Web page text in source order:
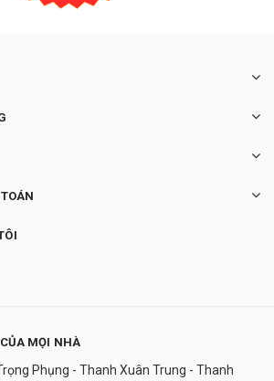
MỌI NHÀ
Phụng - Thanh Xuân Trung - Thanh